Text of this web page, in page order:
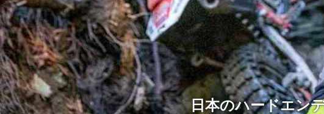
日本のハードエン